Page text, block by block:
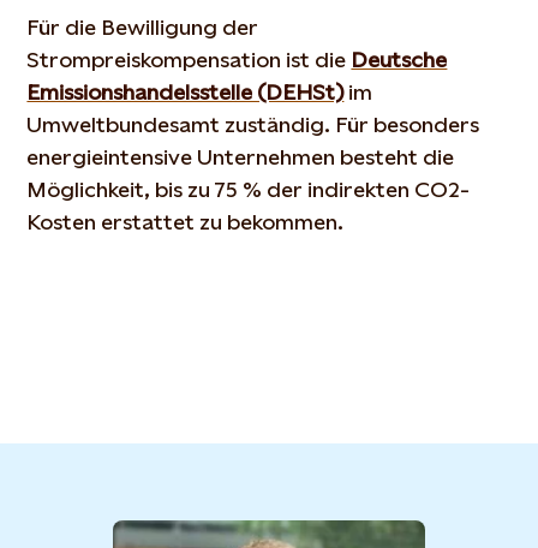
Für die Bewilligung der
Strompreiskompensation ist die Deutsche
Emissionshandelsstelle (DEHSt)im
Umweltbundesamt zuständig. Für besonders
energieintensive Unternehmen besteht die
Möglichkeit, bis zu 75 % der indirekten CO2-
Kosten erstattet zu bekommen.